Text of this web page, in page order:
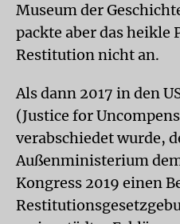
Museum der
packte aber das heikle
Restitution nicht an.
Als dann 2017 in den
(Justice for
verabschiedet wurde,
Außenministerium
Kongress 2019 einen